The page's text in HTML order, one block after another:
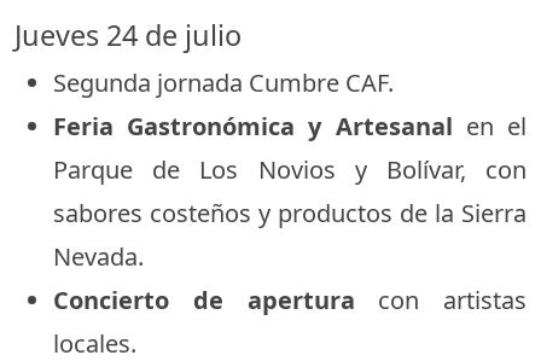
Jueves 24 de julio
Segunda jornada Cumbre CAF.
Feria Gastronómica y Artesanal en el
Parque de Los Novios y Bolívar, con
sabores costeños y productos de la Sierra
Nevada.
Concierto de apertura con artistas
locales.